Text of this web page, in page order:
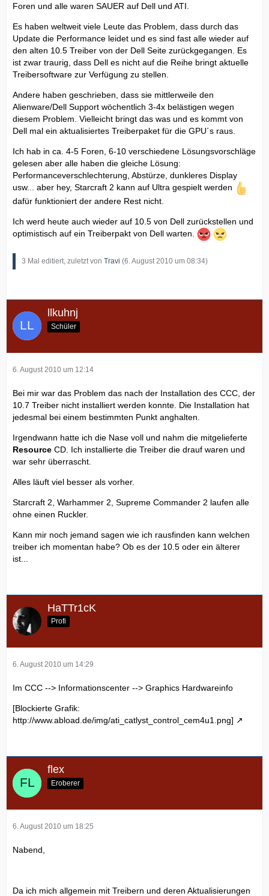
Foren und alle waren SAUER auf Dell und ATI.
Es haben weltweit viele Leute das Problem, dass durch das
Update die Performance leidet und es sind fast alle wieder auf
den alten 10.5 Treiber von der Dell Seite zurückgegangen. Es
ist zwar traurig, dass Dell es nicht auf die Reihe bringt aktuelle
Treibersoftware zur Verfügung zu stellen.
Andere haben geschrieben, dass sie mittlerweile den
Alienware/Dell Support wöchentlich 3-4x belästigen wegen
diesem Problem. Vielleicht bringt das was und es kommt von
Dell mal ein aktualisiertes Treiberpaket für die GPU´s raus.
Ich hab in ca. 4-5 Foren, 6-10 verschiedene Lösungsvorschläge
gelesen aber alle haben die gleiche Lösung:
Performanceverschlechterung, Abstürze, dunkleres Display
usw... aber hey, Starcraft 2 kann auf Ultra gespielt werden
dafür funktioniert der andere Rest nicht.
Ich werd heute auch wieder auf 10.5 von Dell zurückstellen und
optimistisch auf ein Treiberpakt von Dell warten.
3 Mal editiert, zuletzt von Travi (6. August 2010 um 08:34)
llkuhnj
Schüler
6. August 2010 um 12:14
Bei mir war das Problem das nach der Installation des CCC, der
10.7 Treiber nicht installiert werden konnte. Die Installation hat
jedesmal bei einem bestimmten Punkt anghalten.
Irgendwann hatte ich die Nase voll und nahm die mitgelieferte
Resource CD. Ich installierte die Treiber die drauf waren und
war sehr überrascht.
Alles läuft viel besser als vorher.
Starcraft 2, Warhammer 2, Supreme Commander 2 laufen alle
ohne einen Ruckler.
Kann mir noch jemand sagen wie ich rausfinden kann welchen
treiber ich momentan habe? Ob es der 10.5 oder ein älterer
ist...
HaTTr1cK
Profi
6. August 2010 um 14:29
Im CCC --> Informationscenter --> Graphics Hardwareinfo
[Blockierte Grafik:
http://www.abload.de/img/ati_catlyst_control_cem4u1.png]
flex
Eroberer
6. August 2010 um 18:25
Nabend,
Da ich mich allgemein mit Treibern und deren Aktualisierungen